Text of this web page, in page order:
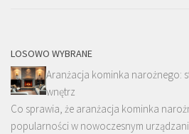
LOSOWO WYBRANE
Aranżacja kominka narożnego:
wnętrz
Co sprawia, że aranżacja kominka
popularności w nowoczesnym